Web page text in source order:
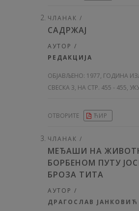
ЧЛАНАК /
САДРЖАЈ
АУТОР /
РЕДАКЦИЈА
ОБЈАВЉЕНО: 1977, ГОДИНА
СВЕСКА 3, НА СТР. 455 - 455,
ОТВОРИТЕ ЋИР
ЧЛАНАК /
МЕЂАШИ НА
БОРБЕНОМ ПУТУ
БРОЗА ТИТА
АУТОР /
ДРАГОСЛАВ ЈАНКОВИЋ